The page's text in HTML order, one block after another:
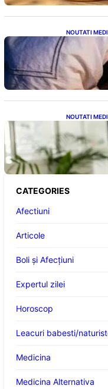
NOUTATI
Tusea
despre
NOUTATI
Sprijin
2026
CATEGORIES
Afectiuni
Articole
Boli și Afecțiuni
Expertul zilei
Horoscop
Leacuri babesti/
Medicina
Medicina Alternativa